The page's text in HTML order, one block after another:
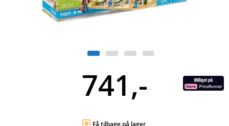
741,-
Få tilbage på lager